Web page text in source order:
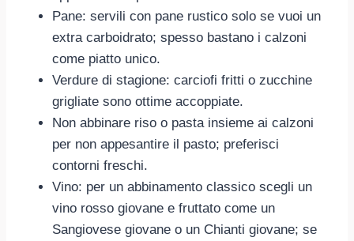
Pane: servili con pane rustico solo se vuoi un
extra carboidrato; spesso bastano i calzoni
come piatto unico.
Verdure di stagione: carciofi fritti o zucchine
grigliate sono ottime accoppiate.
Non abbinare riso o pasta insieme ai calzoni
per non appesantire il pasto; preferisci
contorni freschi.
Vino: per un abbinamento classico scegli un
vino rosso giovane e fruttato come un
Sangiovese giovane o un Chianti giovane; se